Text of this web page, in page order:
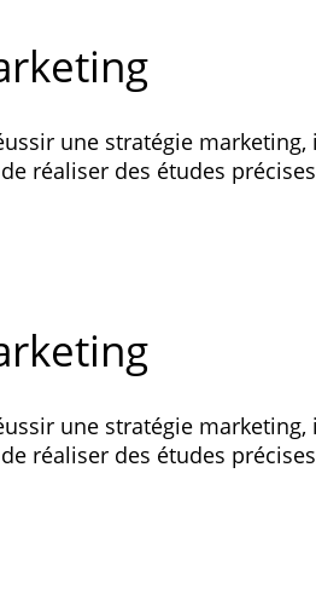
une stratégie
réaliser des études
une stratégie
réaliser des études